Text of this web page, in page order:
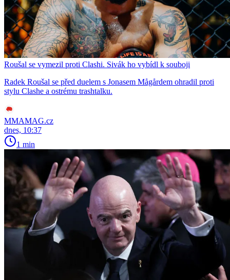
Roušal se vymezil proti Clashi. Sivák ho vybídl k souboji
Radek Roušal se před duelem s Jonasem Mågårdem ohradil proti
stylu Clashe a ostrému trashtalku.
MMAMAG.cz
dnes, 10:37
1 min